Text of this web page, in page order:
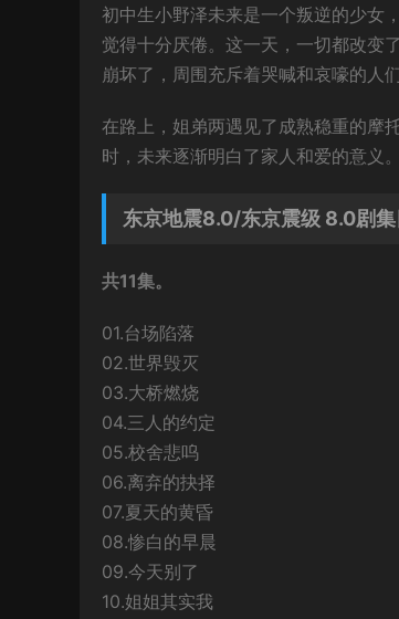
初中生小野泽未来是一个叛逆的少女
觉得十分厌倦。这一天，一切都改变
崩坏了，周围充斥着哭喊和哀嚎的人
在路上，姐弟两遇见了成熟稳重的摩
时，未来逐渐明白了家人和爱的意义
东京地震8.0/东京震级 8.0剧
共11集。
01.台场陷落
02.世界毁灭
03.大桥燃烧
04.三人的约定
05.校舍悲呜
06.离弃的抉择
07.夏天的黄昏
08.惨白的早晨
09.今天别了
10.姐姐其实我